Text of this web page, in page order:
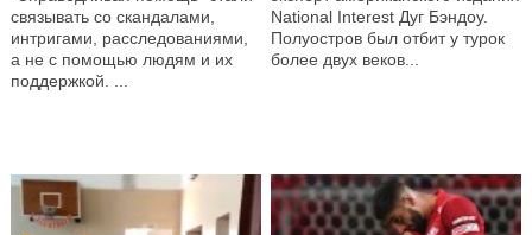
связывать со скандалами,
интригами, расследованиями,
а не с помощью людям и их
поддержкой. ...
National Interest Дуг Бэндоу.
Полуостров был отбит у турок
более двух веков...